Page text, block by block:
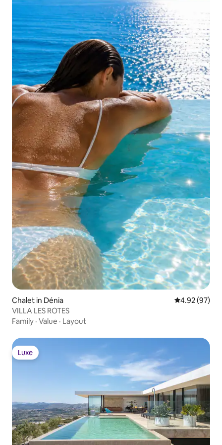
Chalet in Dénia 4.92 out of 5
4.92 (97)
VILLA LES ROTES
Family · Value · Layout
Luxe
Luxe